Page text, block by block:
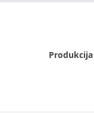
Produkcija